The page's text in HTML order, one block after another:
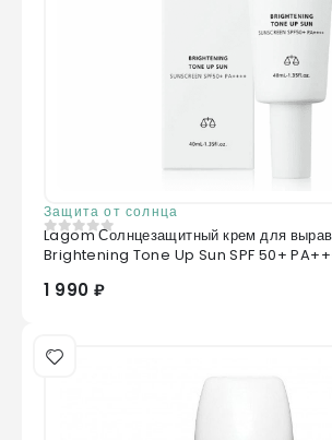
Защита от солнца
0из 5
Lagom Солнцезащитный крем для
Brightening Tone Up Sun SPF 50+
1 990 ₽